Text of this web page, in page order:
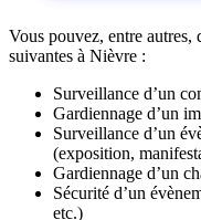
Vous pouvez, entre autres,
suivantes à Nièvre :
Surveillance d’un
Gardiennage d’un
Surveillance d’un
(exposition,
Gardiennage d’un
Sécurité d’un
etc.)